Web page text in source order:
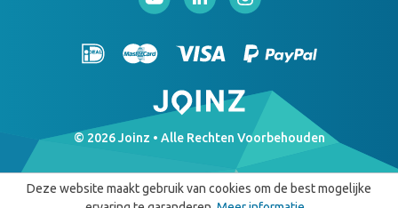
© 2026 Joinz • Alle Rechten Voorbehouden
Deze website maakt gebruik van cookies om de best mogelijke